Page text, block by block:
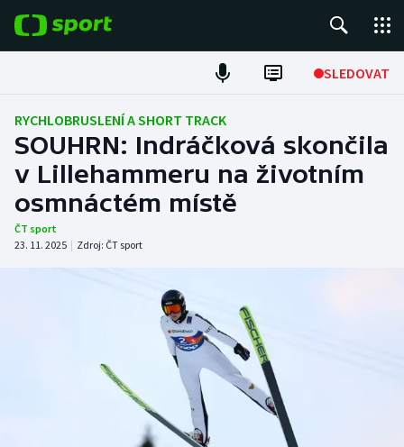
SLEDOVAT
Fotbal
Hokej
Tenis
Atletika
Americký fotbal
NEPŘEHLÉDNĚTE
RYCHLOBRUSLENÍ A SHORT TRACK
SOUHRN: Indráčková skončila
v Lillehammeru na životním
osmnáctém místě
ČT sport
23. 11. 2025 | Zdroj: ČT sport